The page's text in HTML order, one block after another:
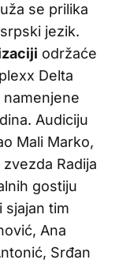
se prilika
jezik.
održaće
Delta
namenjene
Audiciju
Mali Marko,
Radija
gostiju
sjajan tim
Ana
Srđan